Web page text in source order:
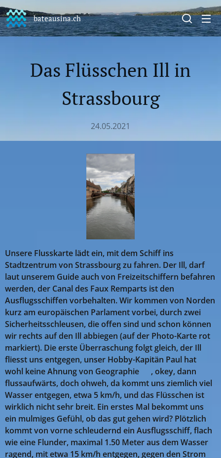
bateausina.ch
Das Flüsschen Ill in
Strassbourg
24.05.2021
Unsere Flusskarte lädt ein, mit dem Schiff ins
Stadtzentrum von Strassbourg zu fahren. Der Ill, darf
laut unserem Guide auch von Freizeitschiffern befahren
werden, der Canal des Faux Remparts ist den
Ausflugsschiffen vorbehalten. Wir kommen von Norden
kurz am europäischen Parlament vorbei, durch zwei
Sicherheitsschleusen, die offen sind und schon können
wir rechts auf den Ill abbiegen (auf der Photo-Karte rot
markiert). Die erste Überraschung folgt gleich, der Ill
fliesst uns entgegen, unser Hobby-Kapitän Paul hat
wohl keine Ahnung von Geographie 🤣, okey, dann
flussaufwärts, doch ohweh, da kommt uns ziemlich viel
Wasser entgegen, etwa 5 km/h, und das Flüsschen ist
wirklich nicht sehr breit. Ein erstes Mal bekommt uns
ein mulmiges Gefühl, ob das gut gehen wird? Plötzlich
kommt von vorne schleudernd ein Ausflugsschiff, flach
wie eine Flunder, maximal 1.50 Meter aus dem Wasser
ragend, mit etwa 15 km/h entgegen, gegen den Strom